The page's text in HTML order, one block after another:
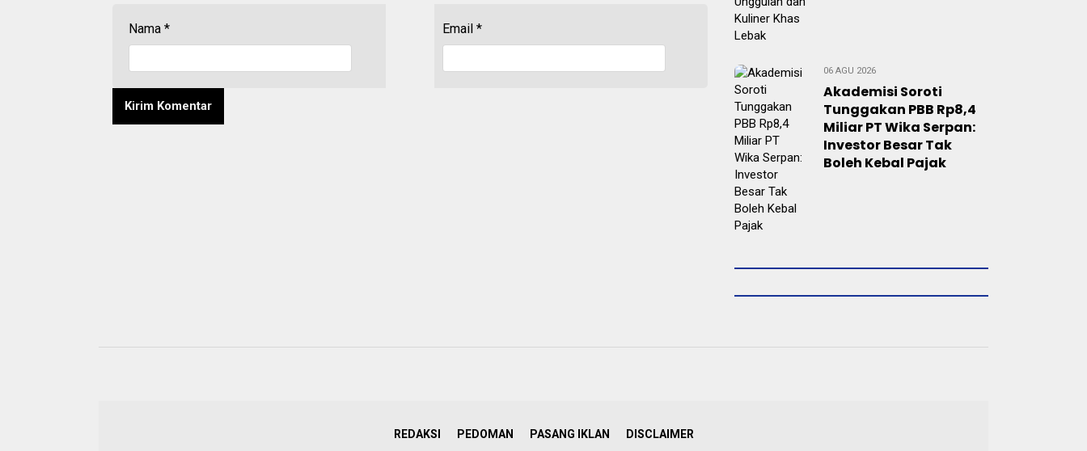
Nama * Email *
06 AGU 2026
Akademisi Soroti
Tunggakan PBB Rp8,4
Miliar PT Wika Serpan:
Investor Besar Tak
Boleh Kebal Pajak
REDAKSI PEDOMAN PASANG IKLAN DISCLAIMER